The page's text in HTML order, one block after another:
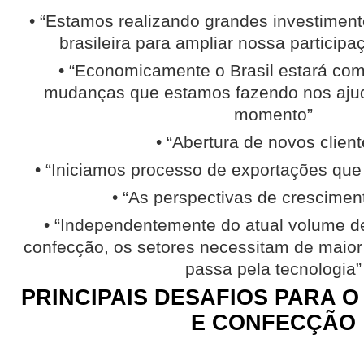
• “Estamos realizando grandes
brasileira para ampliar nossa
• “Economicamente o Brasil estará
mudanças que estamos fazendo nos
momento”
• “Abertura de novos
• “Iniciamos processo de exportações
• “As perspectivas de
• “Independentemente do atual volume
confecção, os setores necessitam de
passa pela tecnologia”
PRINCIPAIS DESAFIOS PARA
E CONFECÇÃO